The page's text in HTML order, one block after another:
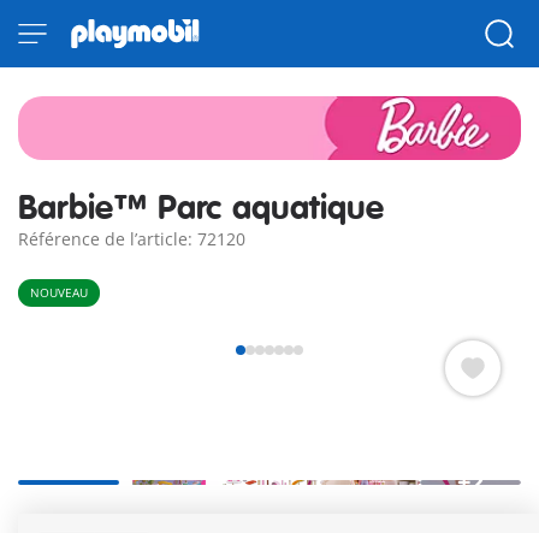
Barbie™ Parc aquatique
Référence de l’article: 72120
NOUVEAU
+2